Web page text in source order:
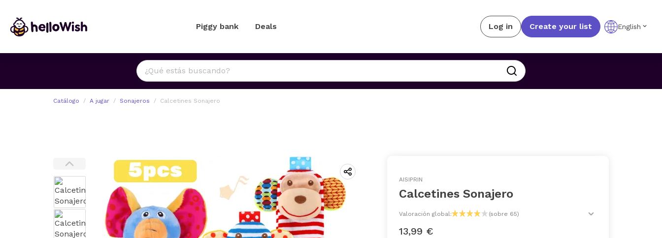
Piggy bank Deals Log in Create your list English
Catálogo A jugar Sonajeros Calcetines Sonajero
AISIPRIN
Calcetines Sonajero
Valoración global: (sobre 65)
13,99 €